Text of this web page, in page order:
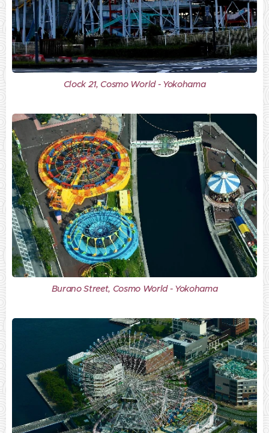
Clock 21, Cosmo World - Yokohama
Burano Street, Cosmo World - Yokohama